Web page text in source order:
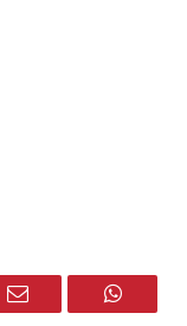
Email